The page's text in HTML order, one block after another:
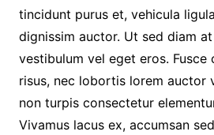
tincidunt purus et, vehicula
dignissim auctor. Ut sed diam
vestibulum vel eget eros. Fusce
risus, nec lobortis lorem auctor
non turpis consectetur
Vivamus lacus ex, accumsan